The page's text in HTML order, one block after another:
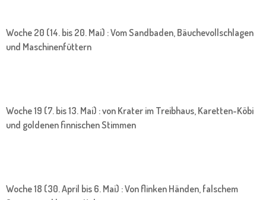
Woche 20 (14. bis 20. Mai) : Vom Sandbaden, Bäuchevollschlagen
und Maschinenfüttern
Woche 19 (7. bis 13. Mai) : von Krater im Treibhaus, Karetten-Köbi
und goldenen finnischen Stimmen
Woche 18 (30. April bis 6. Mai) : Von flinken Händen, falschem